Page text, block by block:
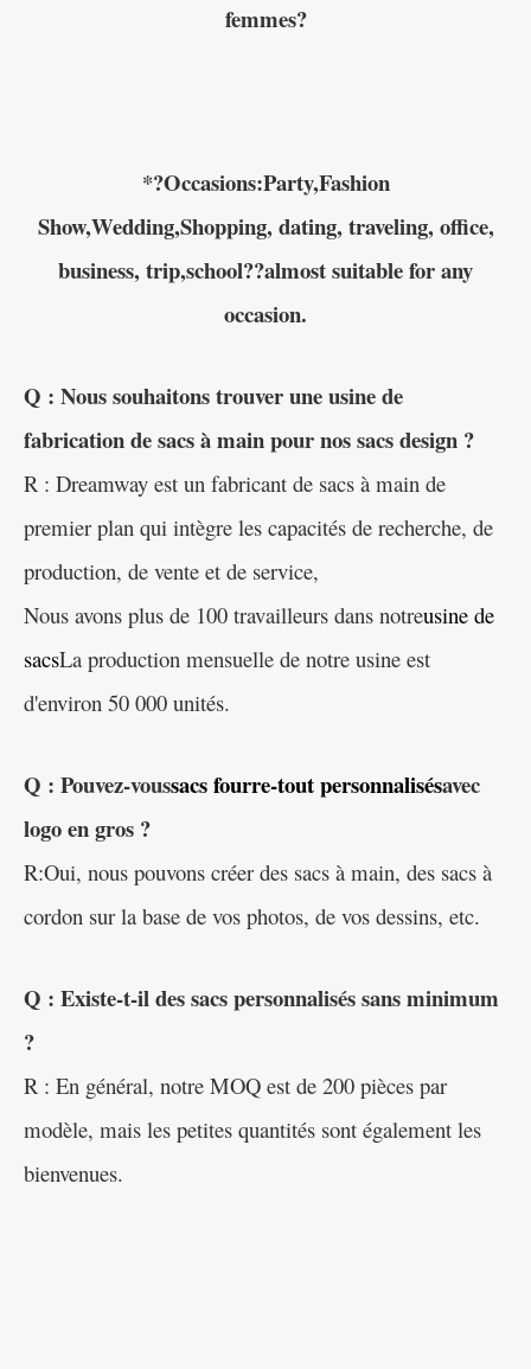
femmes?
*?Occasions:Party,Fashion
Show,Wedding,Shopping, dating, traveling, office,
business, trip,school??almost suitable for any
occasion.
Q : Nous souhaitons trouver une usine de
fabrication de sacs à main pour nos sacs design ?
R : Dreamway est un fabricant de sacs à main de
premier plan qui intègre les capacités de recherche, de
production, de vente et de service,
Nous avons plus de 100 travailleurs dans notreusine de
sacsLa production mensuelle de notre usine est
d'environ 50 000 unités.
Q : Pouvez-voussacs fourre-tout personnalisésavec
logo en gros ?
R:Oui, nous pouvons créer des sacs à main, des sacs à
cordon sur la base de vos photos, de vos dessins, etc.
Q : Existe-t-il des sacs personnalisés sans minimum
?
R : En général, notre MOQ est de 200 pièces par
modèle, mais les petites quantités sont également les
bienvenues.